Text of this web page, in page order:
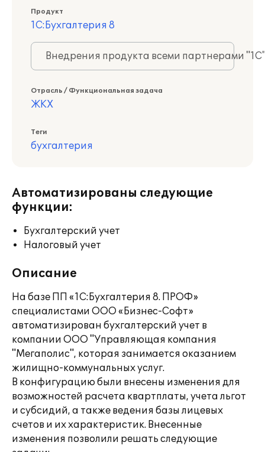
Продукт
1С:Бухгалтерия 8
Внедрения продукта всеми партнерами
Отрасль / Функциональная задача
ЖКХ
Теги
бухгалтерия
Автоматизированы следующие
функции:
Бухгалтерский учет
Налоговый учет
Описание
На базе ПП «1С:Бухгалтерия 8. ПРОФ»
специалистами ООО «Бизнес-Софт»
автоматизирован бухгалтерский учет в
компании ООО "Управляющая компания
"Мегаполис", которая занимается оказанием
жилищно-коммунальных услуг.
В конфигурацию были внесены изменения для
возможностей расчета квартплаты, учета льгот
и субсидий, а также ведения базы лицевых
счетов и их характеристик. Внесенные
изменения позволили решать следующие